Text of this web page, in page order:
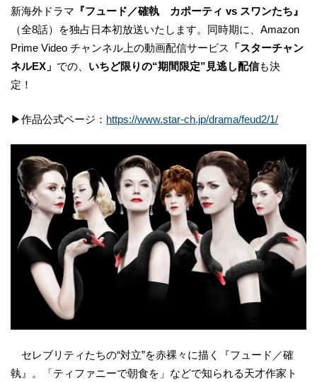
新海外ドラマ 『フュード／確執 カポーティ vs スワンたち』
（全8話）を独占日本初放送いたします。同時期に、Amazon
Prime Video チャンネル上の動画配信サービス
「スターチャン
ネルEX」 での、 いちど限りの“期間限定”見逃し配信も決
定！
▶作品公式ページ： https://www.star-ch.jp/drama/feud2/1/
セレブリティたちの“対立”を赤裸々に描く『フュード／確
執』。「ティファニーで朝食を」などで知られる天才作家ト